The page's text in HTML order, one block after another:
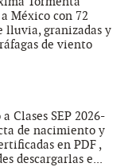
México con 72
lluvia, granizadas y
de viento
a Clases SEP 2026-
de nacimiento y
en PDF ,
descargarlas e...